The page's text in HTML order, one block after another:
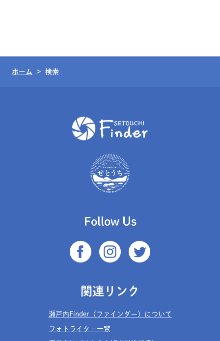
ホーム 検索
Follow Us
関連リンク
瀬戸内Finder（ファインダー）について
フォトライター一覧